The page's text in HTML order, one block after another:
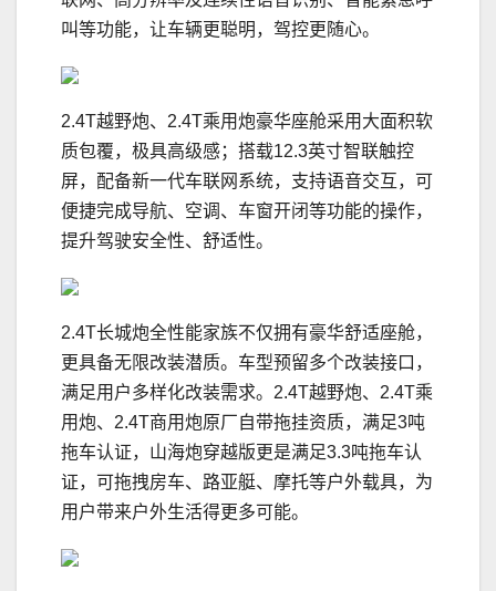
叫等功能，让车辆更聪明，驾控更随心。
2.4T越野炮、2.4T乘用炮豪华座舱采用大面积软
质包覆，极具高级感；搭载12.3英寸智联触控
屏，配备新一代车联网系统，支持语音交互，可
便捷完成导航、空调、车窗开闭等功能的操作，
提升驾驶安全性、舒适性。
2.4T长城炮全性能家族不仅拥有豪华舒适座舱，
更具备无限改装潜质。车型预留多个改装接口，
满足用户多样化改装需求。2.4T越野炮、2.4T乘
用炮、2.4T商用炮原厂自带拖挂资质，满足3吨
拖车认证，山海炮穿越版更是满足3.3吨拖车认
证，可拖拽房车、路亚艇、摩托等户外载具，为
用户带来户外生活得更多可能。